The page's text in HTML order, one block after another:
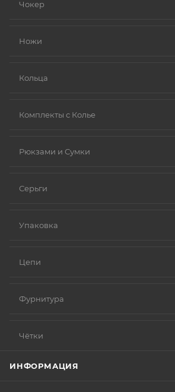
Чокер
Ножи
Кольца
Комплекты с Колье
Рюкзами и Сумки
Серьги
Упаковка
Цепи
Фурнитура
Чётки
ИНФОРМАЦИЯ